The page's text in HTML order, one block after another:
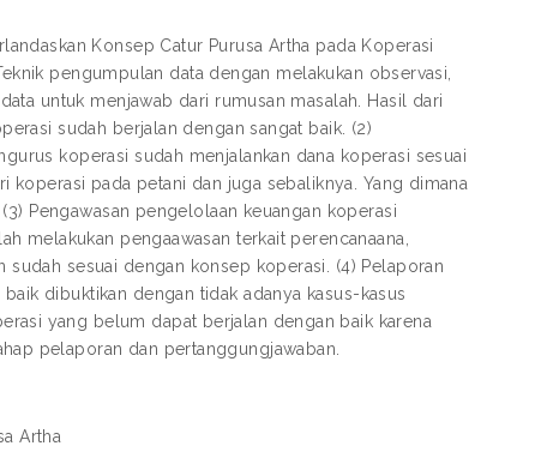
Konsep Catur Purusa Artha pada Koperasi
pengumpulan data dengan melakukan observasi,
untuk menjawab dari rumusan masalah. Hasil dari
sudah berjalan dengan sangat baik. (2)
koperasi sudah menjalankan dana koperasi sesuai
koperasi pada petani dan juga sebaliknya. Yang dimana
Pengawasan pengelolaan keuangan koperasi
melakukan pengaawasan terkait perencanaana,
sesuai dengan konsep koperasi. (4) Pelaporan
dibuktikan dengan tidak adanya kasus-kasus
yang belum dapat berjalan dengan baik karena
pelaporan dan pertanggungjawaban.
Artha